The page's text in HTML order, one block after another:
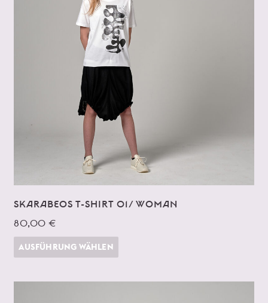
SKARABEOS T-SHIRT 01/ WOMAN
80,00 €
AUSFÜHRUNG WÄHLEN